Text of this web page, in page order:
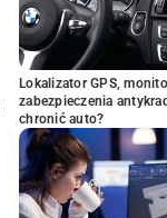
Lokalizator GPS,
zabezpieczenia
chronić auto?